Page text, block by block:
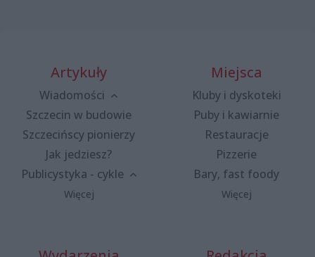
Artykuły
Wiadomości
Szczecin w budowie
Szczecińscy pionierzy
Jak jedziesz?
Publicystyka - cykle
Więcej
Miejsca
Kluby i dyskoteki
Puby i kawiarnie
Restauracje
Pizzerie
Bary, fast foody
Więcej